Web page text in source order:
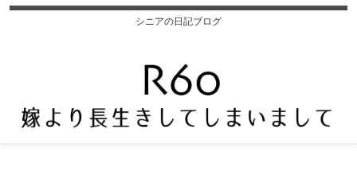
シニアの日記ブログ